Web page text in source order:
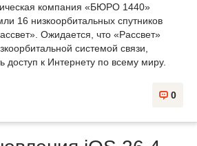
компания «БЮРО 1440»
16 низкоорбитальных спутников
Ожидается, что «Рассвет»
системой связи,
доступ к Интернету по всему миру.
0